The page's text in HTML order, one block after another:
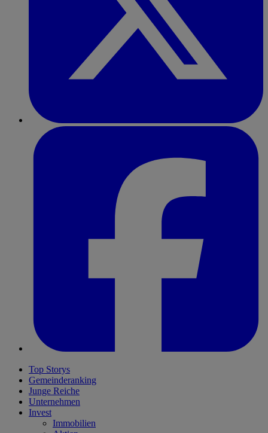
Top Storys
Gemeinderanking
Junge Reiche
Unternehmen
Invest
Immobilien